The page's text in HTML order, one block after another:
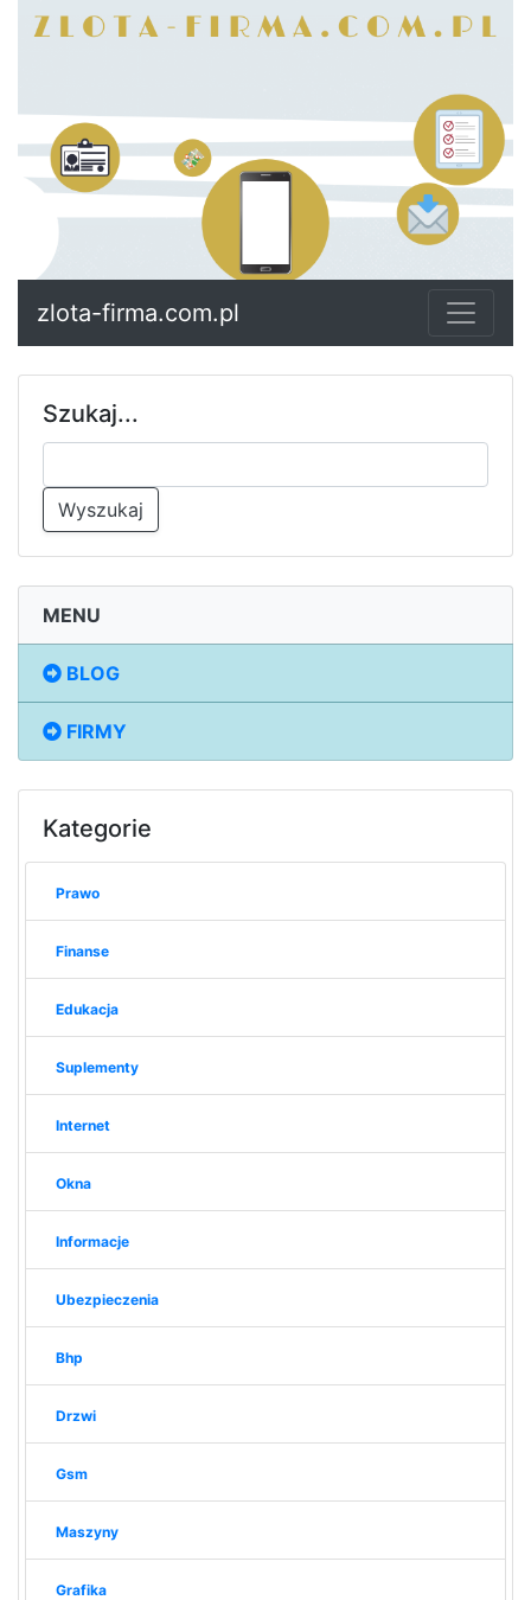
zlota-firma.com.pl
Szukaj...
Wyszukaj
MENU
BLOG
FIRMY
Kategorie
Prawo
Finanse
Edukacja
Suplementy
Internet
Okna
Informacje
Ubezpieczenia
Bhp
Drzwi
Gsm
Maszyny
Grafika